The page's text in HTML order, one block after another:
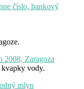
číslo, bankový
kvapky vody.